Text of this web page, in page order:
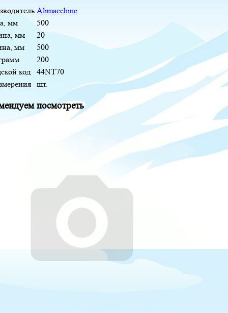
Alimacchine
мм
500
мм
20
мм
500
200
код
44NT70
шт.
посмотреть